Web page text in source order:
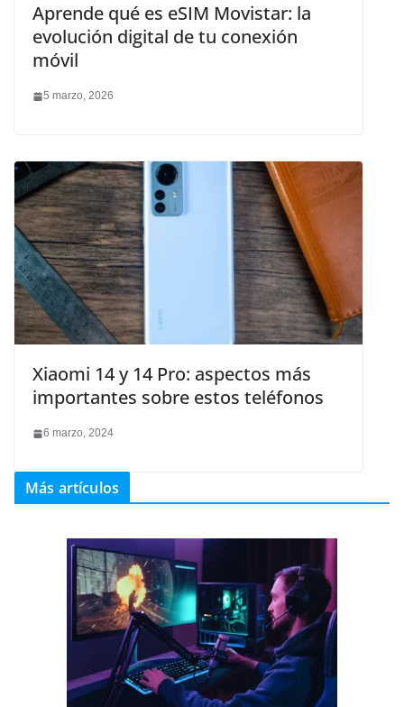
Aprende qué es eSIM Movistar: la
evolución digital de tu conexión
móvil
5 marzo, 2026
Xiaomi 14 y 14 Pro: aspectos más
importantes sobre estos teléfonos
6 marzo, 2024
Más artículos